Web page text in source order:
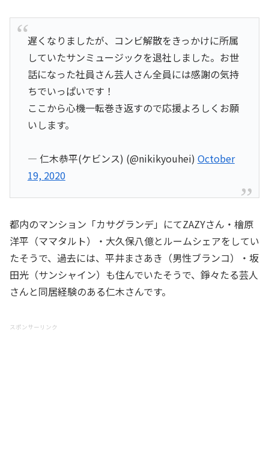
遅くなりましたが、コンビ解散をきっかけに所属
していたサンミュージックを退社しました。お世
話になった社員さん芸人さん全員には感謝の気持
ちでいっぱいです！
ここから心機一転巻き返すので応援よろしくお願
いします。
— 仁木恭平(ケビンス) (@nikikyouhei) October
19, 2020
都内のマンション「カサグランデ」にてZAZYさん・檜原
洋平（ママタルト）・大久保八億とルームシェアをしてい
たそうで、過去には、平井まさあき（男性ブランコ）・坂
田光（サンシャイン）も住んでいたそうで、錚々たる芸人
さんと同居経験のある仁木さんです。
スポンサーリンク